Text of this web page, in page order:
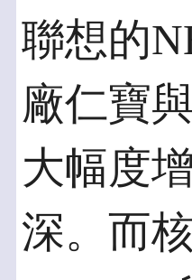
聯想的
廠仁寶
大幅度
深。而